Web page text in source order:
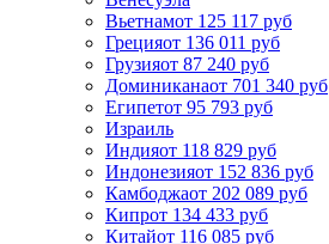
Вьетнамот 125 117 руб
Грецияот 136 011 руб
Грузияот 87 240 руб
Доминиканаот 701 340 руб
Египетот 95 793 руб
Израиль
Индияот 118 829 руб
Индонезияот 152 836 руб
Камбоджаот 202 089 руб
Кипрот 134 433 руб
Китайот 116 085 руб